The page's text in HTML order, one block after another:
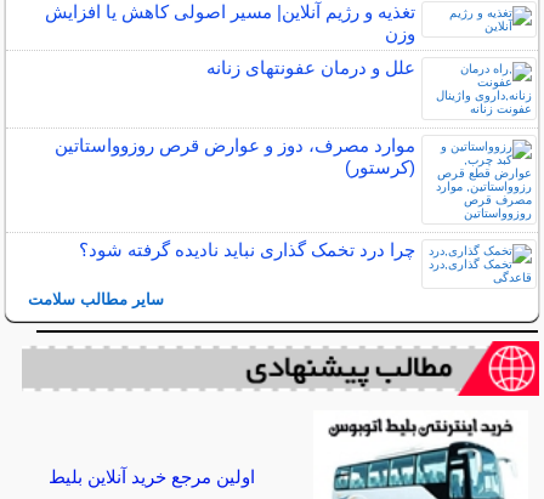
تغذیه و رژیم آنلاین| مسیر اصولی کاهش یا افزایش
وزن
علل و درمان عفونتهای زنانه
موارد مصرف، دوز و عوارض قرص روزوواستاتین
(کرستور)
چرا درد تخمک گذاری نباید نادیده گرفته شود؟
سایر مطالب سلامت
اولین مرجع خرید آنلاین بلیط